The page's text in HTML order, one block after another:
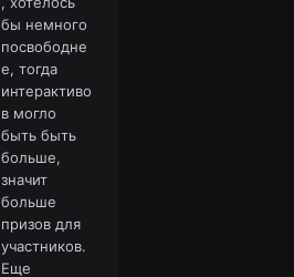
бы немного
посвободне
е, тогда
интерактиво
в могло
быть быть
больше,
значит
больше
призов для
участников.
Еще